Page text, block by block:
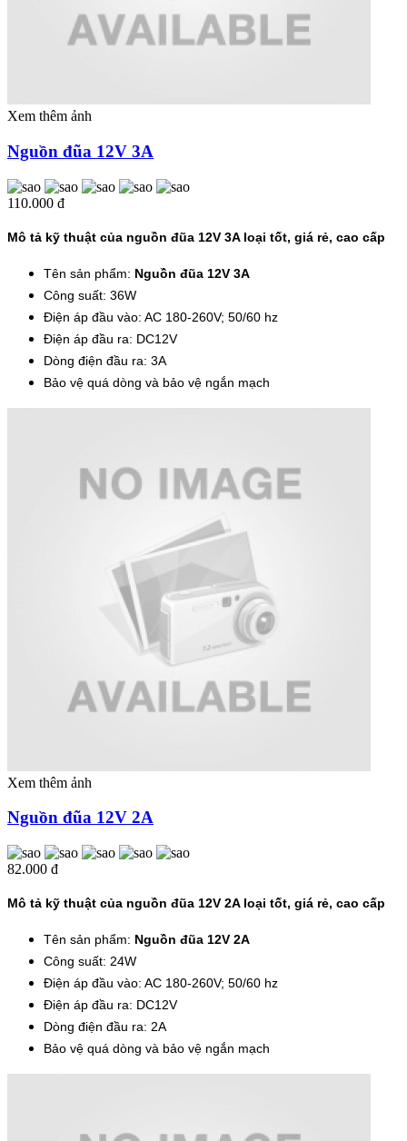
Xem thêm ảnh
Nguồn đũa 12V 3A
110.000 đ
Mô tả kỹ thuật của nguồn đũa 12V 3A loại tốt, giá rẻ, cao cấp
Tên sản phẩm: Nguồn đũa 12V 3A
Công suất: 36W
Điện áp đầu vào: AC 180-260V; 50/60 hz
Điện áp đầu ra: DC12V
Dòng điện đầu ra: 3A
Bảo vệ quá dòng và bảo vệ ngắn mạch
Xem thêm ảnh
Nguồn đũa 12V 2A
82.000 đ
Mô tả kỹ thuật của nguồn đũa 12V 2A loại tốt, giá rẻ, cao cấp
Tên sản phẩm: Nguồn đũa 12V 2A
Công suất: 24W
Điện áp đầu vào: AC 180-260V; 50/60 hz
Điện áp đầu ra: DC12V
Dòng điện đầu ra: 2A
Bảo vệ quá dòng và bảo vệ ngắn mạch